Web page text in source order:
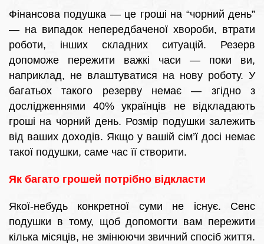
Фінансова подушка — це гроші на “чорний день”
— на випадок непередбаченої хвороби, втрати
роботи, інших складних ситуацій. Резерв
допоможе пережити важкі часи — поки ви,
наприклад, не влаштуватися на нову роботу. У
багатьох такого резерву немає — згідно з
дослідженнями 40% українців не відкладають
гроші на чорний день. Розмір подушки залежить
від ваших доходів. Якщо у вашій сім’ї досі немає
такої подушки, саме час її створити.
Як багато грошей потрібно відкласти
Якої-небудь конкретної суми не існує. Сенс
подушки в тому, щоб допомогти вам пережити
кілька місяців, не змінюючи звичний спосіб життя.